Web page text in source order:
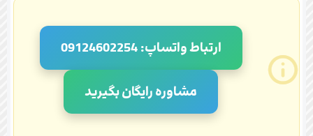
ارتباط واتساپ: 09124602254
مشاوره رایگان بگیرید